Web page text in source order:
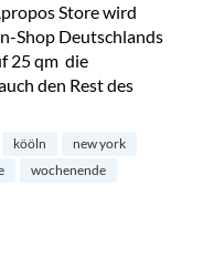
Store wird
Shop Deutschlands
25 qm die
den Rest des
Apropos Store“
kööln
new york
wochenende